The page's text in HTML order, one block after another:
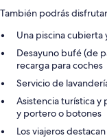
También podrás
Una piscina cubierta
Desayuno bufé (de
recarga para coches
Servicio de
Asistencia turística y
y portero o botones
Los viajeros